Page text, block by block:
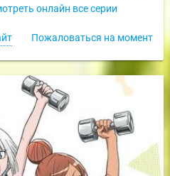
онлайн все серии
Пожаловаться на момент